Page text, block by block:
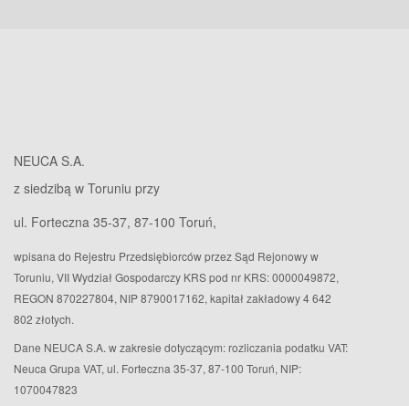
NEUCA S.A.
z siedzibą w Toruniu przy
ul. Forteczna 35-37, 87-100 Toruń,
wpisana do Rejestru Przedsiębiorców przez Sąd Rejonowy w
Toruniu, VII Wydział Gospodarczy KRS pod nr KRS: 0000049872,
REGON 870227804, NIP 8790017162, kapitał zakładowy 4 642
802 złotych.
Dane NEUCA S.A. w zakresie dotyczącym: rozliczania podatku VAT:
Neuca Grupa VAT, ul. Forteczna 35-37, 87-100 Toruń, NIP:
1070047823